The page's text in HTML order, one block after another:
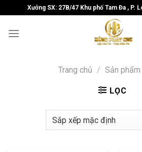
to
content
Xưởng SX: 27B/47 Khu phố Tam Đa , P.
Trang chủ / Sản phẩm
LỌC